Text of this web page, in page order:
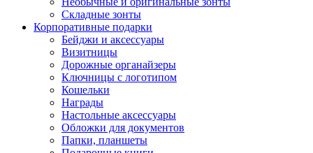
Складные зонты
Корпоративные подарки
Бейджи и аксессуары
Визитницы
Дорожные органайзеры
Ключницы с логотипом
Кошельки
Награды
Настольные аксессуары
Обложки для документов
Папки, планшеты